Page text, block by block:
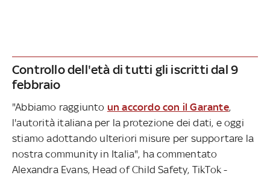
Controllo dell'età di tutti gli iscritti dal 9
febbraio
"Abbiamo raggiunto un accordo con il Garante,
l'autorità italiana per la protezione dei dati, e oggi
stiamo adottando ulteriori misure per supportare la
nostra community in Italia", ha commentato
Alexandra Evans, Head of Child Safety, TikTok -